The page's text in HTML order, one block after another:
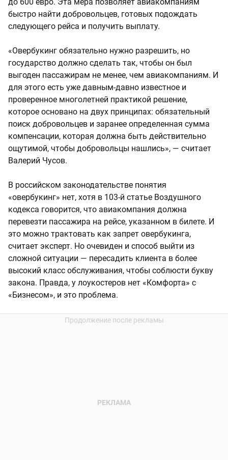
быстро найти добровольцев, готовых подождать
следующего рейса и получить выплату.
«Овербукинг обязательно нужно разрешить, но
государство должно сделать так, чтобы он был
выгоден пассажирам не менее, чем авиакомпаниям. И
для этого есть уже давным-давно известное и
проверенное многолетней практикой решение,
которое основано на двух принципах: обязательный
поиск добровольцев и заранее определенная сумма
компенсации, которая должна быть действительно
ощутимой, чтобы добровольцы нашлись», — считает
Валерий Чусов.
В российском законодательстве понятия
«овербукинг» нет, хотя в 103-й статье Воздушного
кодекса говорится, что авиакомпания должна
перевезти пассажира на рейсе, указанном в билете. И
это можно трактовать как запрет овербукинга,
считает эксперт. Но очевиден и способ выйти из
сложной ситуации — пересадить клиента в более
высокий класс обслуживания, чтобы соблюсти букву
закона. Правда, у лоукостеров нет «Комфорта» с
«Бизнесом», и это проблема.